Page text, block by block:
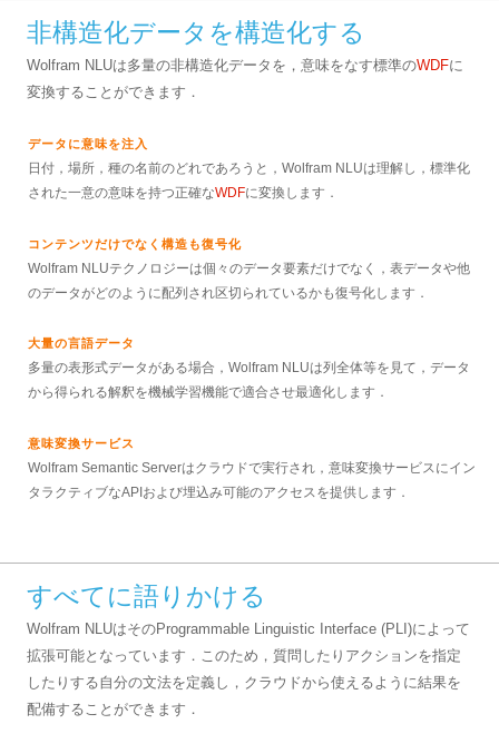
非構造化データを構造化する
Wolfram NLUは多量の非構造化データを，意味をなす標準のWDFに
変換することができます．
データに意味を注入
日付，場所，種の名前のどれであろうと，Wolfram NLUは理解し，標準化
された一意の意味を持つ正確なWDFに変換します．
コンテンツだけでなく構造も復号化
Wolfram NLUテクノロジーは個々のデータ要素だけでなく，表データや他
のデータがどのように配列され区切られているかも復号化します．
大量の言語データ
多量の表形式データがある場合，Wolfram NLUは列全体等を見て，データ
から得られる解釈を機械学習機能で適合させ最適化します．
意味変換サービス
Wolfram Semantic Serverはクラウドで実行され，意味変換サービスにイン
タラクティブなAPIおよび埋込み可能のアクセスを提供します．
すべてに語りかける
Wolfram NLUはそのProgrammable Linguistic Interface (PLI)によって
拡張可能となっています．このため，質問したりアクションを指定
したりする自分の文法を定義し，クラウドから使えるように結果を
配備することができます．